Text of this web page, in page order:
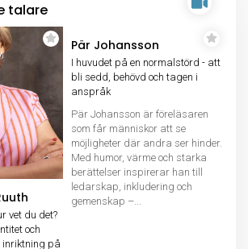
talare
vet du det?
och
inriktning på
Pär Johansson
I huvudet på en normalstörd - att
bli sedd, behövd och tagen i
anspråk
Pär Johansson är föreläsaren
som får människor att se
möjligheter där andra ser hinder.
Med humor, värme och starka
berättelser inspirerar han till
ledarskap, inkludering och
gemenskap –...